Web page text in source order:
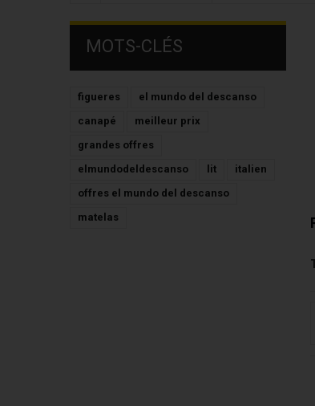
MOTS-CLÉS
figueres
el mundo del descanso
canapé
meilleur prix
grandes offres
elmundodeldescanso
lit
italien
offres el mundo del descanso
matelas